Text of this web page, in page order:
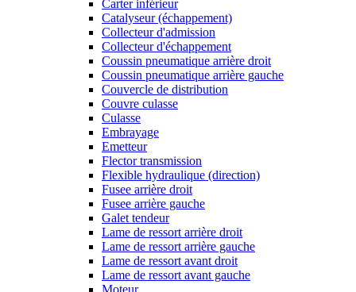
Carter inférieur
Catalyseur (échappement)
Collecteur d'admission
Collecteur d'échappement
Coussin pneumatique arrière droit
Coussin pneumatique arrière gauche
Couvercle de distribution
Couvre culasse
Culasse
Embrayage
Emetteur
Flector transmission
Flexible hydraulique (direction)
Fusee arrière droit
Fusee arrière gauche
Galet tendeur
Lame de ressort arrière droit
Lame de ressort arrière gauche
Lame de ressort avant droit
Lame de ressort avant gauche
Moteur